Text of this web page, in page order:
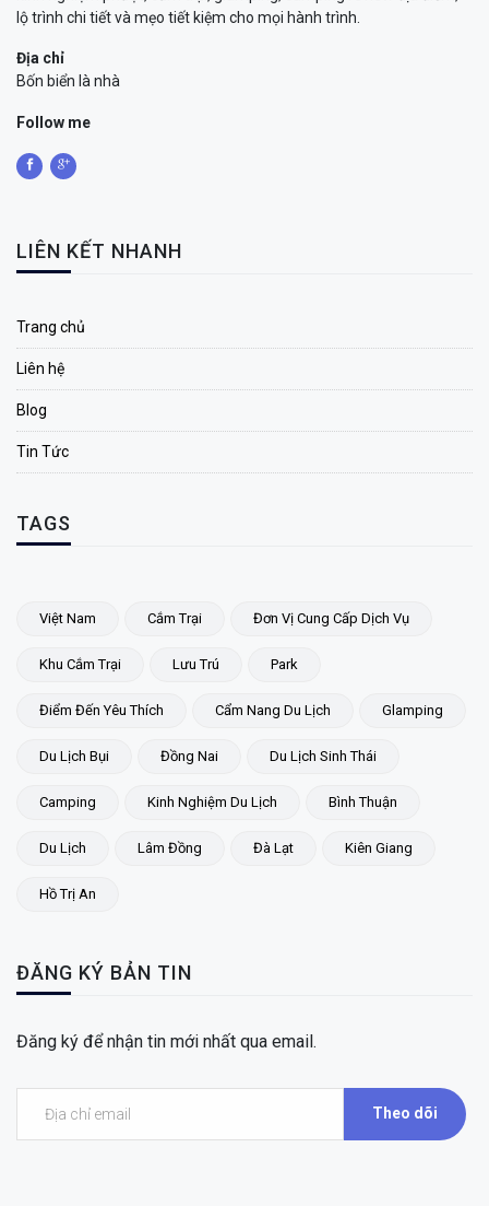
lộ trình chi tiết và mẹo tiết kiệm cho mọi hành trình.
Địa chỉ
Bốn biển là nhà
Follow me
LIÊN KẾT NHANH
Trang chủ
Liên hệ
Blog
Tin Tức
TAGS
Việt Nam Cắm Trại Đơn Vị Cung Cấp Dịch Vụ
Khu Cắm Trại Lưu Trú Park
Điểm Đến Yêu Thích Cẩm Nang Du Lịch Glamping
Du Lịch Bụi Đồng Nai Du Lịch Sinh Thái
Camping Kinh Nghiệm Du Lịch Bình Thuận
Du Lịch Lâm Đồng Đà Lạt Kiên Giang
Hồ Trị An
ĐĂNG KÝ BẢN TIN
Đăng ký để nhận tin mới nhất qua email.
Theo dõi